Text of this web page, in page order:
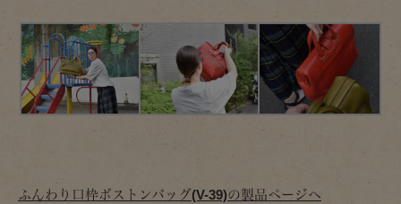
ふんわり口枠ボストンバッグ(V-39)の製品ページへ